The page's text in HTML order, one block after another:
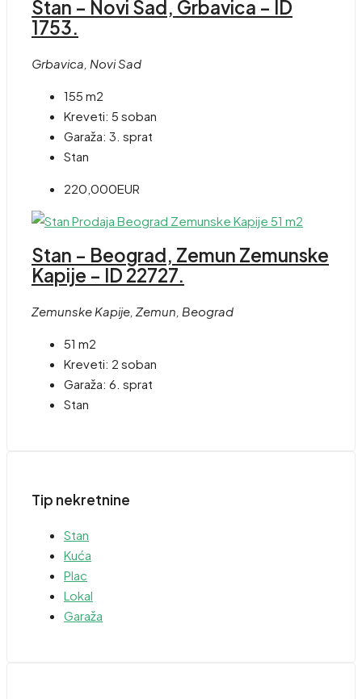
Stan – Novi Sad, Grbavica – ID
1753.
Grbavica, Novi Sad
155 m2
Kreveti: 5 soban
Garaža: 3. sprat
Stan
220,000EUR
Stan – Beograd, Zemun Zemunske
Kapije – ID 22727.
Zemunske Kapije, Zemun, Beograd
51 m2
Kreveti: 2 soban
Garaža: 6. sprat
Stan
Tip nekretnine
Stan
Kuća
Plac
Lokal
Garaža